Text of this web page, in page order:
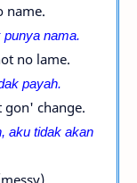
name.
punya nama.
no lame.
payah.
gon' change.
aku tidak akan